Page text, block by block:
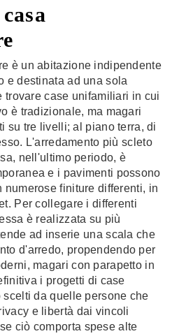
è un abitazione indipendente
e destinata ad una sola
trovare case unifamiliari in cui
è tradizionale, ma magari
su tre livelli; al piano terra, di
L'arredamento più scleto
nell'ultimo periodo, è
e i pavimenti possono
numerose finiture differenti, in
Per collegare i differenti
è realizzata su più
ad inserie una scala che
d'arredo, propendendo per
magari con parapetto in
i progetti di case
da quelle persone che
e libertà dai vincoli
ciò comporta spese alte